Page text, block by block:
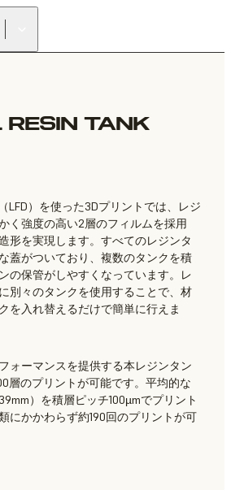
TANK
LFD）を使った3Dプリントでは、レジ
く強度の高い2層のフィルムを採用
形を実現します。すべてのレジンタ
蓋がついており、複数のタンクを積
の保管がしやすくなっています。レ
別々のタンクを使用することで、材
を入れ替えるだけで簡単に行えま
ォーマンスを提供する本レジンタン
層のプリントが可能です。平均的な
）を積層ピッチ100µmでプリント
にかかわらず約190回のプリントが可